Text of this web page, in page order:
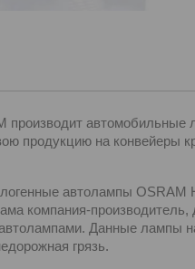
автомобильные
продукцию на конвейеры
автолампы OSRAM
компания-
Данные лампы
грязь.